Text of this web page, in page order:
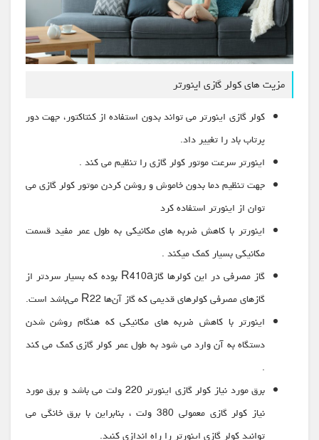
مزیت های کولر گازی اینورتر
کولر گازی اینورتر می تواند بدون استفاده از کنتاکتور، جهت دور
پرتاب باد را تغییر داد.
اینورتر سرعت موتور کولر گازی را تنظیم می کند .
جهت تنظیم دما بدون خاموش و روشن کردن موتور کولر گازی می
توان از اینورتر استفاده کرد
اینورتر با کاهش ضربه های مکانیکی به طول عمر مفید قسمت
مکانیکی بسیار کمک میکند .
گاز مصرفی در این کولرها گازR410a بوده که بسیار سردتر از
گازهای مصرفی کولرهای قدیمی که گاز آن‌ها R22 می‌باشد است.
اینورتر با کاهش ضربه های مکانیکی که هنگام روشن شدن
دستگاه به آن وارد می شود به طول عمر کولر گازی کمک می کند
.
برق مورد نیاز کولر گازی اینورتر 220 ولت می باشد و برق مورد
نیاز کولر گازی معمولی 380 ولت ، بنابراین با برق خانگی می
توانید کولر گازی اینورتر را راه اندازی کنید.